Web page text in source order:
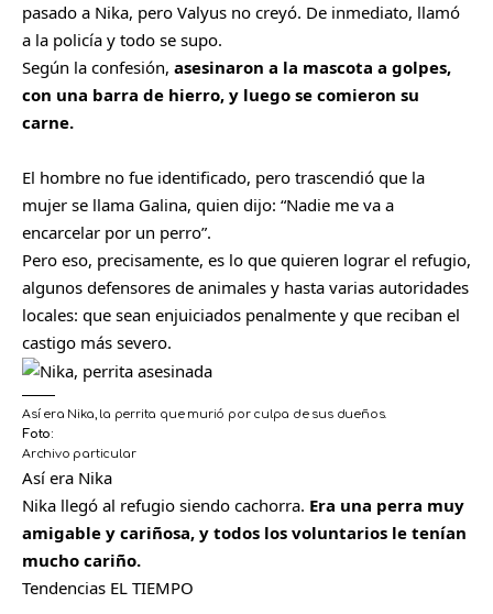
pasado a Nika, pero Valyus no creyó. De inmediato, llamó
a la policía y todo se supo.
Según la confesión, asesinaron a la mascota a golpes,
con una barra de hierro, y luego se comieron su
carne.
El hombre no fue identificado, pero trascendió que la
mujer se llama Galina, quien dijo: “Nadie me va a
encarcelar por un perro”.
Pero eso, precisamente, es lo que quieren lograr el refugio,
algunos defensores de animales y hasta varias autoridades
locales: que sean enjuiciados penalmente y que reciban el
castigo más severo.
Así era Nika, la perrita que murió por culpa de sus dueños.
Foto:
Archivo particular
Así era Nika
Nika llegó al refugio siendo cachorra. Era una perra muy
amigable y cariñosa, y todos los voluntarios le tenían
mucho cariño.
Tendencias EL TIEMPO